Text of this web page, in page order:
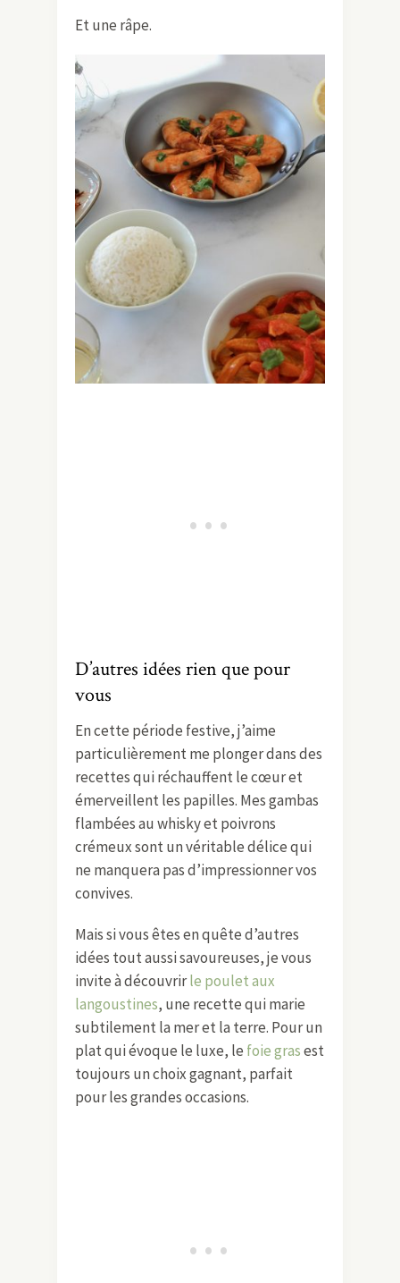
Et une râpe.
D’autres idées rien que pour
vous
En cette période festive, j’aime
particulièrement me plonger dans des
recettes qui réchauffent le cœur et
émerveillent les papilles. Mes gambas
flambées au whisky et poivrons
crémeux sont un véritable délice qui
ne manquera pas d’impressionner vos
convives.
Mais si vous êtes en quête d’autres
idées tout aussi savoureuses, je vous
invite à découvrirle poulet aux
langoustines, une recette qui marie
subtilement la mer et la terre. Pour un
plat qui évoque le luxe, le foie grasest
toujours un choix gagnant, parfait
pour les grandes occasions.